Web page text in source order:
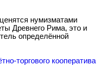
нумизматами
Древнего Рима, это и
определённой